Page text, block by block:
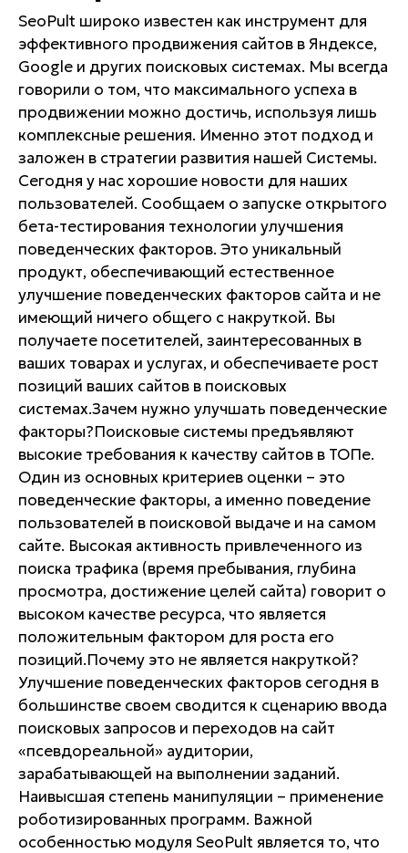
SeoPult широко известен как инструмент для
эффективного продвижения сайтов в Яндексе,
Google и других поисковых системах. Мы всегда
говорили о том, что максимального успеха в
продвижении можно достичь, используя лишь
комплексные решения. Именно этот подход и
заложен в стратегии развития нашей Системы.
Сегодня у нас хорошие новости для наших
пользователей. Сообщаем о запуске открытого
бета-тестирования технологии улучшения
поведенческих факторов. Это уникальный
продукт, обеспечивающий естественное
улучшение поведенческих факторов сайта и не
имеющий ничего общего с накруткой. Вы
получаете посетителей, заинтересованных в
ваших товарах и услугах, и обеспечиваете рост
позиций ваших сайтов в поисковых
системах.Зачем нужно улучшать поведенческие
факторы?Поисковые системы предъявляют
высокие требования к качеству сайтов в ТОПе.
Один из основных критериев оценки – это
поведенческие факторы, а именно поведение
пользователей в поисковой выдаче и на самом
сайте. Высокая активность привлеченного из
поиска трафика (время пребывания, глубина
просмотра, достижение целей сайта) говорит о
высоком качестве ресурса, что является
положительным фактором для роста его
позиций.Почему это не является накруткой?
Улучшение поведенческих факторов сегодня в
большинстве своем сводится к сценарию ввода
поисковых запросов и переходов на сайт
«псевдореальной» аудитории,
зарабатывающей на выполнении заданий.
Наивысшая степень манипуляции – применение
роботизированных программ. Важной
особенностью модуля SeoPult является то, что